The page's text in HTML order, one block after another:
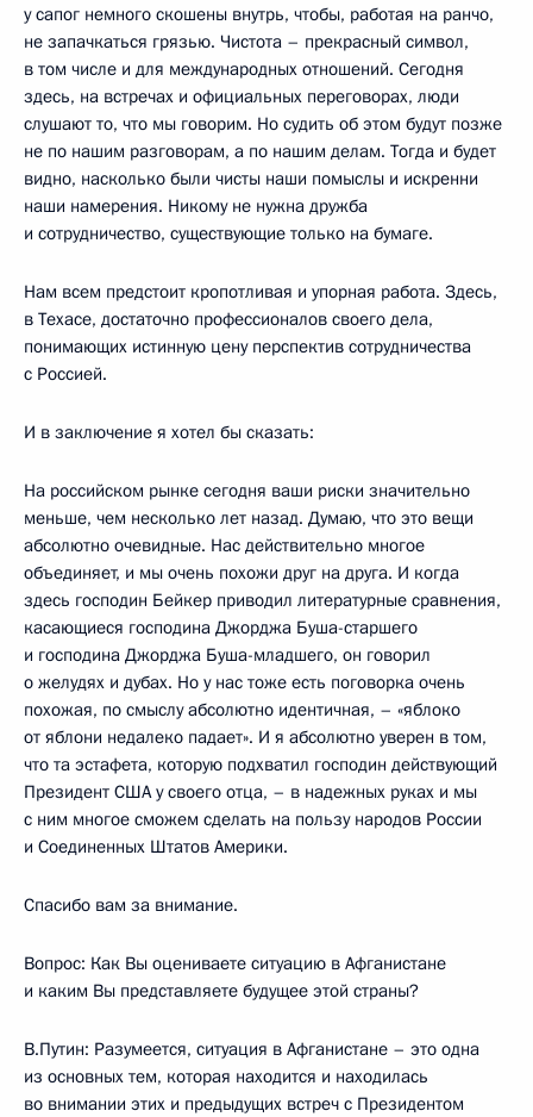
у сапог немного скошены внутрь, чтобы, работая на ранчо,
не запачкаться грязью. Чистота – прекрасный символ,
в том числе и для международных отношений. Сегодня
здесь, на встречах и официальных переговорах, люди
слушают то, что мы говорим. Но судить об этом будут позже
не по нашим разговорам, а по нашим делам. Тогда и будет
видно, насколько были чисты наши помыслы и искренни
наши намерения. Никому не нужна дружба
и сотрудничество, существующие только на бумаге.
Нам всем предстоит кропотливая и упорная работа. Здесь,
в Техасе, достаточно профессионалов своего дела,
понимающих истинную цену перспектив сотрудничества
с Россией.
И в заключение я хотел бы сказать:
На российском рынке сегодня ваши риски значительно
меньше, чем несколько лет назад. Думаю, что это вещи
абсолютно очевидные. Нас действительно многое
объединяет, и мы очень похожи друг на друга. И когда
здесь господин Бейкер приводил литературные сравнения,
касающиеся господина Джорджа Буша-старшего
и господина Джорджа Буша-младшего, он говорил
о желудях и дубах. Но у нас тоже есть поговорка очень
похожая, по смыслу абсолютно идентичная, – «яблоко
от яблони недалеко падает». И я абсолютно уверен в том,
что та эстафета, которую подхватил господин действующий
Президент США у своего отца, – в надежных руках и мы
с ним многое сможем сделать на пользу народов России
и Соединенных Штатов Америки.
Спасибо вам за внимание.
Вопрос: Как Вы оцениваете ситуацию в Афганистане
и каким Вы представляете будущее этой страны?
В.Путин: Разумеется, ситуация в Афганистане – это одна
из основных тем, которая находится и находилась
во внимании этих и предыдущих встреч с Президентом